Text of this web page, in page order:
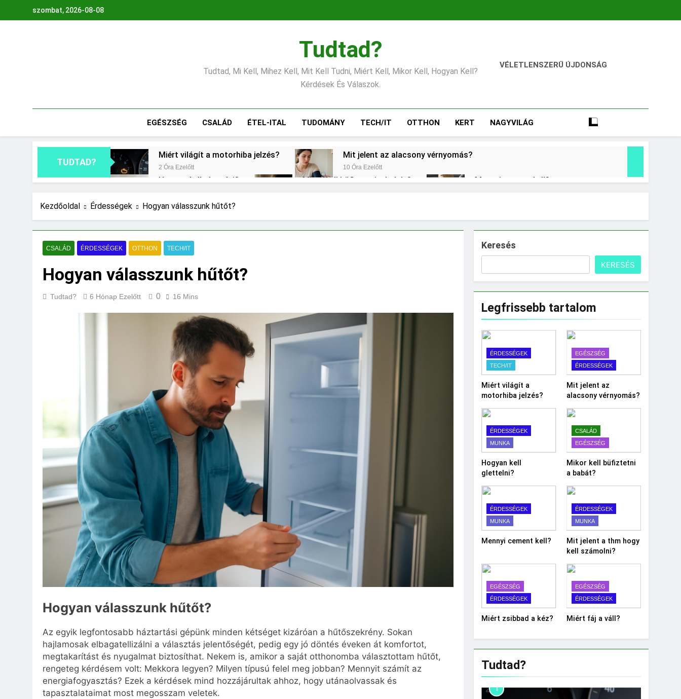
szombat, 2026-08-08
Tudtad?
Tudtad, Mi Kell, Mihez Kell, Mit Kell Tudni, Miért Kell, Mikor Kell, Hogyan Kell?
Kérdések És Válaszok.
VÉLETLENSZERŰ ÚJDONSÁG
EGÉSZSÉG CSALÁD ÉTEL-ITAL TUDOMÁNY TECH/IT OTTHON KERT NAGYVILÁG
TUDTAD?
Miért világít a motorhiba jelzés?
2 Óra Ezelőtt
Mit jelent az alacsony vérnyomás?
10 Óra Ezelőtt
Hogyan kell glettelni? Mikor kell büfiztetni a babát? Mennyi cement kell?
Mit jelent a thm hogy kell számolni?
Mire jó a kollagén?
3 Nap Ezelőtt
Mennyi a végkielégítés?
Kezdőoldal Érdességek Hogyan válasszunk hűtőt?
CSALÁD ÉRDESSÉGEK OTTHON TECH/IT
Hogyan válasszunk hűtőt?
Tudtad? 6 Hónap Ezelőtt 0 16 Mins
Hogyan válasszunk hűtőt?
Az egyik legfontosabb háztartási gépünk minden kétséget kizáróan a hűtőszekrény. Sokan
hajlamosak elbagatellizálni a választás jelentőségét, pedig egy jó döntés éveken át komfortot,
megtakarítást és nyugalmat biztosíthat. Nekem is, amikor a saját otthonomba választottam hűtőt,
rengeteg kérdésem volt: Mekkora legyen? Milyen típusú felel meg jobban? Mennyit számít az
energiafogyasztás? Ezek a kérdések mind hozzájárultak ahhoz, hogy utánaolvassak és
tapasztalataimat most megosszam veletek.
Keresés
KERESÉS
Legfrissebb tartalom
ÉRDESSÉGEK
TECH/IT
Miért világít a
motorhiba jelzés?
EGÉSZSÉG
ÉRDESSÉGEK
Mit jelent az
alacsony vérnyomás?
ÉRDESSÉGEK
MUNKA
Hogyan kell
glettelni?
CSALÁD
EGÉSZSÉG
Mikor kell büfiztetni
a babát?
ÉRDESSÉGEK
MUNKA
Mennyi cement kell?
ÉRDESSÉGEK
MUNKA
Mit jelent a thm hogy
kell számolni?
EGÉSZSÉG
ÉRDESSÉGEK
Miért zsibbad a kéz?
EGÉSZSÉG
ÉRDESSÉGEK
Miért fáj a váll?
Tudtad?
1